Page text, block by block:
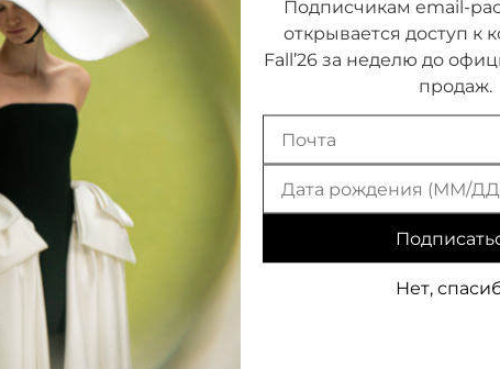
РАЗМЕР
36 (FR)(В НАЛИЧИИ)
Подписчикам email-
открывается доступ к
Fall’26 за неделю до
продаж.
Нет,